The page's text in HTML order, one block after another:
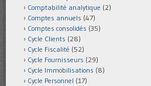
Comptabilité analytique (2)
Comptes annuels (47)
Comptes consolidés (35)
Cycle Clients (28)
Cycle Fiscalité (52)
Cycle Fournisseurs (29)
Cycle Immobilisations (8)
Cycle Personnel (17)